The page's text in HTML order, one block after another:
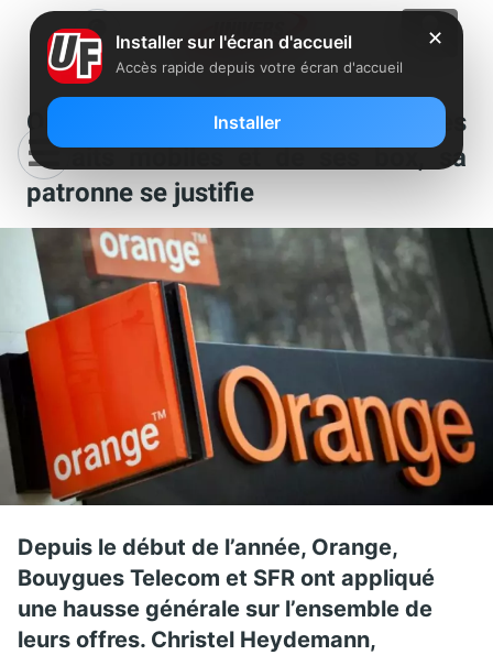
Orange augmente le prix de ses
forfaits mobiles et de ses box, sa
patronne se justifie
Depuis le début de l’année, Orange,
Bouygues Telecom et SFR ont appliqué
une hausse générale sur l’ensemble de
leurs offres. Christel Heydemann,
✕
Installer sur l'écran d'accueil
Accès rapide depuis votre écran d'accueil
Installer